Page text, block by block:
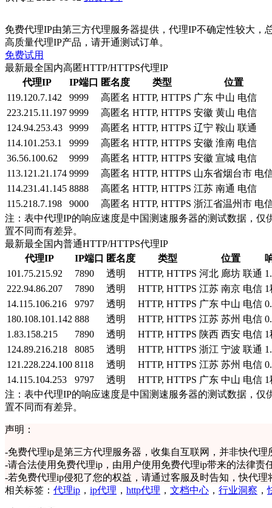
免费代理IP由第三方代理服务器提供，代理IP不确定性较大，
高质量代理IP产品，请开通测试订单。
免费试用
最新最全国内高匿HTTP/HTTPS代理IP
代理IP
IP端口 匿名度 类型
位置
119.120.7.142
9999 高匿名 HTTP, HTTPS 广东 中山 电信
223.215.11.197 9999 高匿名 HTTP, HTTPS 安徽 黄山 电信
124.94.253.43
9999 高匿名 HTTP, HTTPS 辽宁 鞍山 联通
114.101.253.1
9999 高匿名 HTTP, HTTPS 安徽 淮南 电信
36.56.100.62
9999 高匿名 HTTP, HTTPS 安徽 宣城 电信
113.121.21.174 9999 高匿名 HTTP, HTTPS 山东省烟台市 电
114.231.41.145 8888 高匿名 HTTP, HTTPS 江苏 南通 电信
115.218.7.198
9000 高匿名 HTTP, HTTPS 浙江省温州市 电
注：表中代理IP的响应速度是中国测速服务器的测试数据，
置不同而有差异。
最新最全国内普通HTTP/HTTPS代理IP
代理IP
IP端口 匿名度 类型 位置
101.75.215.92
7890 透明 HTTP, HTTPS 河北 廊坊 联通
222.94.86.207
7890 透明 HTTP, HTTPS 江苏 南京 电信 1
14.115.106.216
9797 透明 HTTP, HTTPS 广东 中山 电信
180.108.101.142 888 透明 HTTP, HTTPS 江苏 苏州 电信
1.83.158.215
7890 透明 HTTP, HTTPS 陕西 西安 电信 1
124.89.216.218
8085 透明 HTTP, HTTPS 浙江 宁波 联通
121.228.224.100 8118 透明 HTTP, HTTPS 江苏 苏州 电信
14.115.104.253
9797 透明 HTTP, HTTPS 广东 中山 电信 1
注：表中代理IP的响应速度是中国测速服务器的测试数据，
置不同而有差异。
声明：
-免费代理ip是第三方代理服务器，收集自互联网，并非快代
-请合法使用免费代理ip，由用户使用免费代理ip带来的法律责
-若免费代理ip侵犯了您的权益，请通过客服及时告知，快代理
相关标签： 代理ip ， ip代理 ， http代理 ， 文档中心 ， 行业洞察 ，